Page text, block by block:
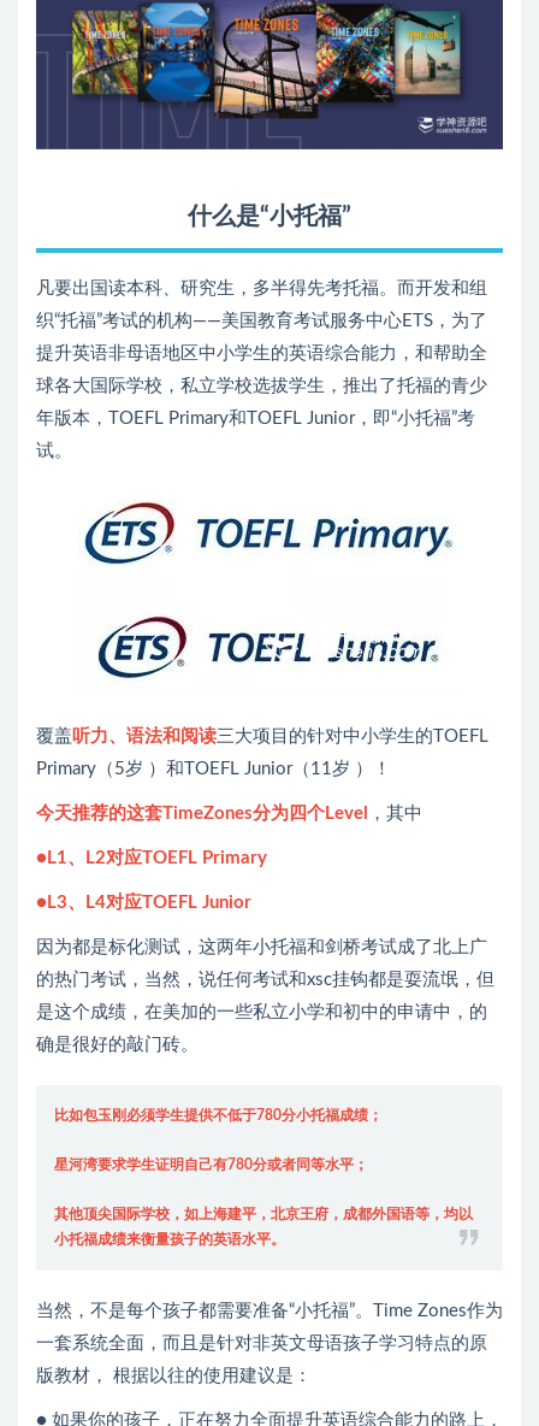
什么是“小托福”
凡要出国读本科、研究生，多半得先考托福。而开发和组
织“托福”考试的机构——美国教育考试服务中心ETS，为了
提升英语非母语地区中小学生的英语综合能力，和帮助全
球各大国际学校，私立学校选拔学生，推出了托福的青少
年版本，TOEFL Primary和TOEFL Junior，即“小托福”考
试。
覆盖听力、语法和阅读三大项目的针对中小学生的TOEFL
Primary（5岁 ）和TOEFL Junior（11岁 ）！
今天推荐的这套TimeZones分为四个Level ，其中
●L1、L2对应TOEFL Primary
●L3、L4对应TOEFL Junior
因为都是标化测试，这两年小托福和剑桥考试成了北上广
的热门考试，当然，说任何考试和xsc挂钩都是耍流氓，但
是这个成绩，在美加的一些私立小学和初中的申请中，的
确是很好的敲门砖。
比如包玉刚必须学生提供不低于780分小托福成绩；
星河湾要求学生证明自己有780分或者同等水平；
其他顶尖国际学校，如上海建平，北京王府，成都外国语等，均以
小托福成绩来衡量孩子的英语水平。
当然，不是每个孩子都需要准备“小托福”。Time Zones作为
一套系统全面，而且是针对非英文母语孩子学习特点的原
版教材， 根据以往的使用建议是：
● 如果你的孩子，正在努力全面提升英语综合能力的路上，